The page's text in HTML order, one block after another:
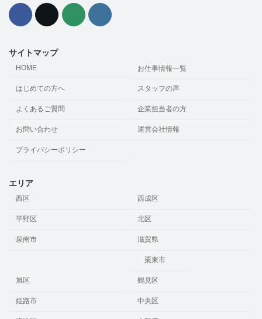
サイトマップ
HOME お仕事情報一覧
はじめての方へ スタッフの声
よくあるご質問 企業担当者の方
お問い合わせ 運営会社情報
プライバシーポリシー
エリア
西区 西成区
平野区 北区
泉南市 滋賀県
栗東市
旭区 鶴見区
姫路市 中央区